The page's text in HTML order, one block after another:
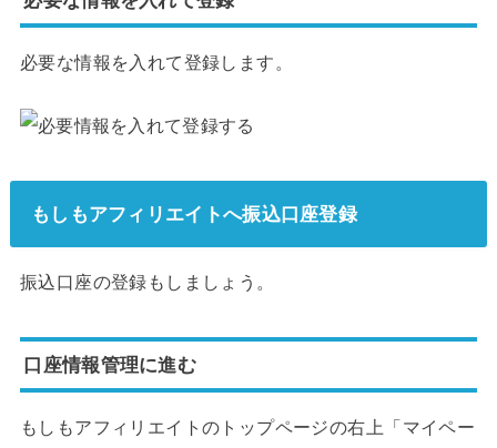
必要な情報を入れて登録します。
もしもアフィリエイトへ振込口座登録
振込口座の登録もしましょう。
口座情報管理に進む
もしもアフィリエイトのトップページの右上「マイペー